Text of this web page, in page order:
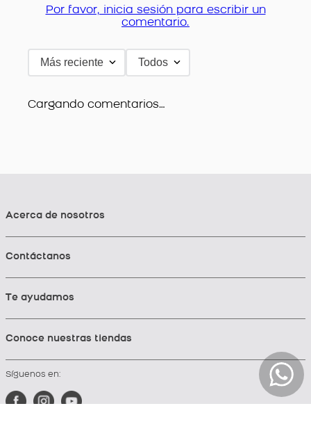
Por favor, inicia sesión para escribir un
comentario.
Más reciente Todos
Cargando comentarios…
Acerca de nosotros
Contáctanos
Te ayudamos
Conoce nuestras tiendas
Síguenos en: